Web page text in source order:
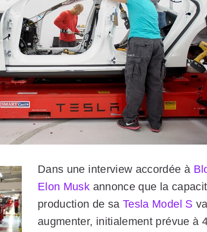
Dans une interview accordée à
Elon Musk annonce que la
production de sa Tesla Model S
augmenter, initialement prévue à